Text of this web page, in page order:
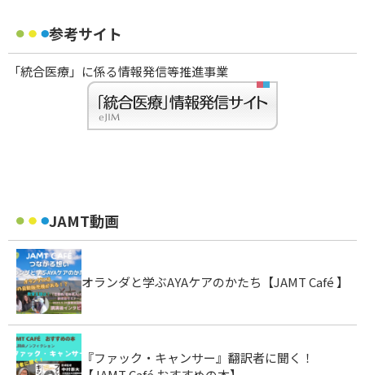
参考サイト
「統合医療」に係る情報発信等推進事業
JAMT動画
オランダと学ぶAYAケアのかたち【JAMT Café 】
『ファック・キャンサー』翻訳者に聞く！